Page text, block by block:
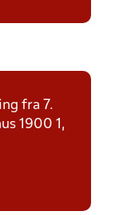
fra 7.
1900 1,